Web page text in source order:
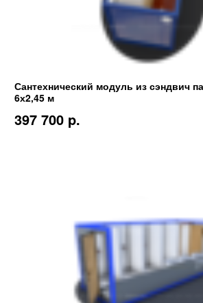
Сантехнический модуль из сэндвич
6х2,45 м
397 700 p.